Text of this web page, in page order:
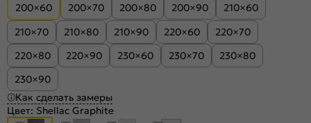
200×60
200×70 200×80 200×90
210×60
210×70
210×80 210×90 220×60
220×70
220×80
220×90 230×60 230×70
230×80
230×90
Как сделать замеры
Цвет: Shellac Graphite